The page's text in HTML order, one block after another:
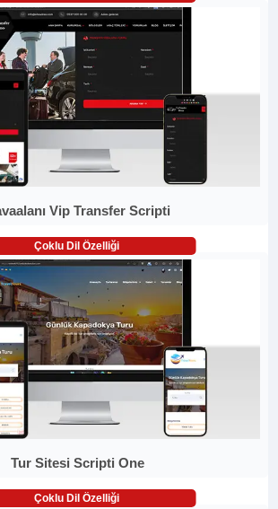
Vip Transfer Scripti
Çoklu Dil Özelliği
Tur Sitesi Scripti One
Çoklu Dil Özelliği